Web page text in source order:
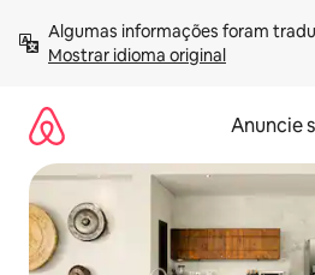
para
Mostrar idioma original
Anuncie